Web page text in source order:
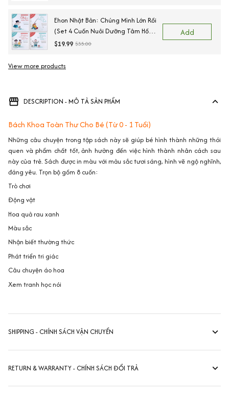
Ehon Nhật Bản: Chúng Mình Lớn Rồi
(Set 4 Cuốn Nuôi Dưỡng Tâm Hồn
Trẻ Từ 3-6 Tuổi / Ehon Cùng Con
$19.99 $35.00
Add
View more products
DESCRIPTION - MÔ TẢ SẢN PHẨM
Bách Khoa Toàn Thư Cho Bé (Từ 0 - 1 Tuổi)
Những câu chuyện trong tập sách này sẽ giúp bé hình thành những thói
quen và phẩm chất tốt, ảnh hưởng đến việc hình thành nhân cách sau
này của trẻ. Sách được in màu với mảu sắc tươi sáng, hình vẽ ngộ nghĩnh,
đáng yêu. Trọn bộ gồm 8 cuốn:
Trò chơi
Động vật
Hoa quả rau xanh
Màu sắc
Nhận biết thường thức
Phát triển tri giác
Câu chuyện áo hoa
Xem tranh học nói
SHIPPING - CHÍNH SÁCH VẬN CHUYỂN
RETURN & WARRANTY - CHÍNH SÁCH ĐỔI TRẢ